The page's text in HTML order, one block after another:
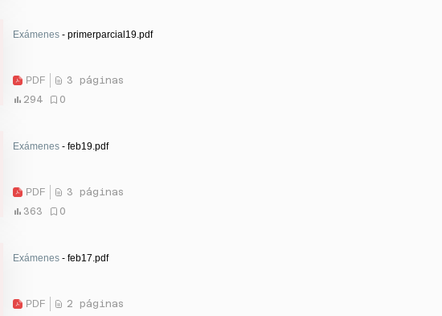
Exámenes - primerparcial19.pdf
PDF
3 páginas
294
0
Exámenes - feb19.pdf
PDF
3 páginas
363
0
Exámenes - feb17.pdf
PDF
2 páginas